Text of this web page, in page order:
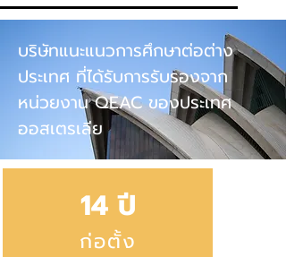
บริษัทแนะแนวการศึกษาต่อต่าง
ประเทศ ที่ได้รับการรับรองจาก
หน่วยงาน QEAC ของประเทศ
ออสเตรเลีย
14 ปี
ก่อตั้ง